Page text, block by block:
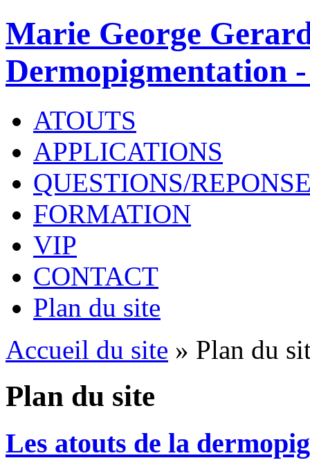
Marie George
Dermopigmentation
ATOUTS
APPLICATIONS
QUESTIONS/
FORMATION
VIP
CONTACT
Plan du site
Accueil du site » Plan du
Plan du site
Les atouts de la